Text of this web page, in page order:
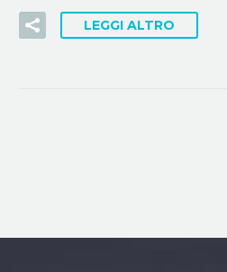
LEGGI ALTRO